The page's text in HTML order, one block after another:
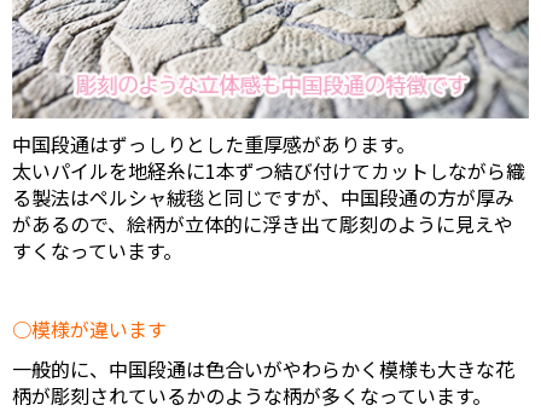
中国段通はずっしりとした重厚感があります。
太いパイルを地経糸に1本ずつ結び付けてカットしながら織
る製法はペルシャ絨毯と同じですが、中国段通の方が厚み
があるので、絵柄が立体的に浮き出て彫刻のように見えや
すくなっています。
模様が違います
一般的に、中国段通は色合いがやわらかく模様も大きな花
柄が彫刻されているかのような柄が多くなっています。